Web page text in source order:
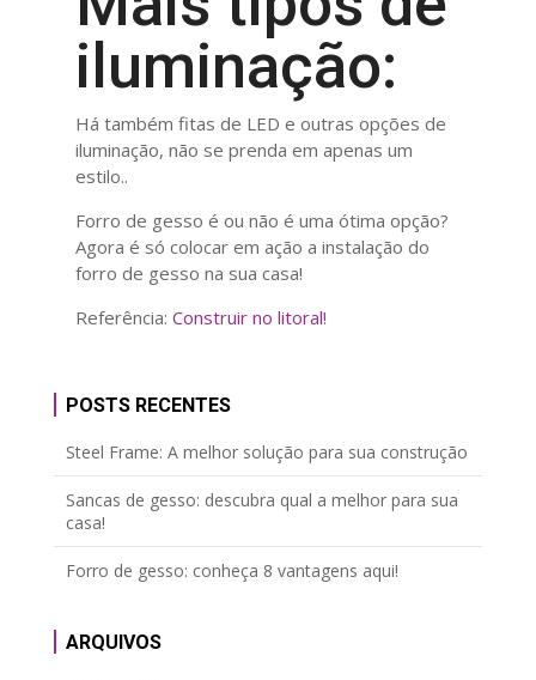
iluminação:
Há também fitas de LED e outras opções de
iluminação, não se prenda em apenas um
estilo..
Forro de gesso é ou não é uma ótima opção?
Agora é só colocar em ação a instalação do
forro de gesso na sua casa!
Referência: Construir no litoral!
POSTS RECENTES
Steel Frame: A melhor solução para sua construção
Sancas de gesso: descubra qual a melhor para sua
casa!
Forro de gesso: conheça 8 vantagens aqui!
ARQUIVOS